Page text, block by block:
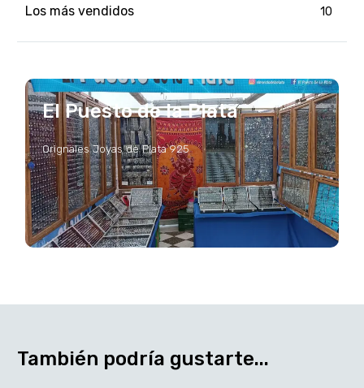
Los más vendidos 10
El Puesto de la Plata
Orignales Joyas de Plata 925
También podría gustarte...